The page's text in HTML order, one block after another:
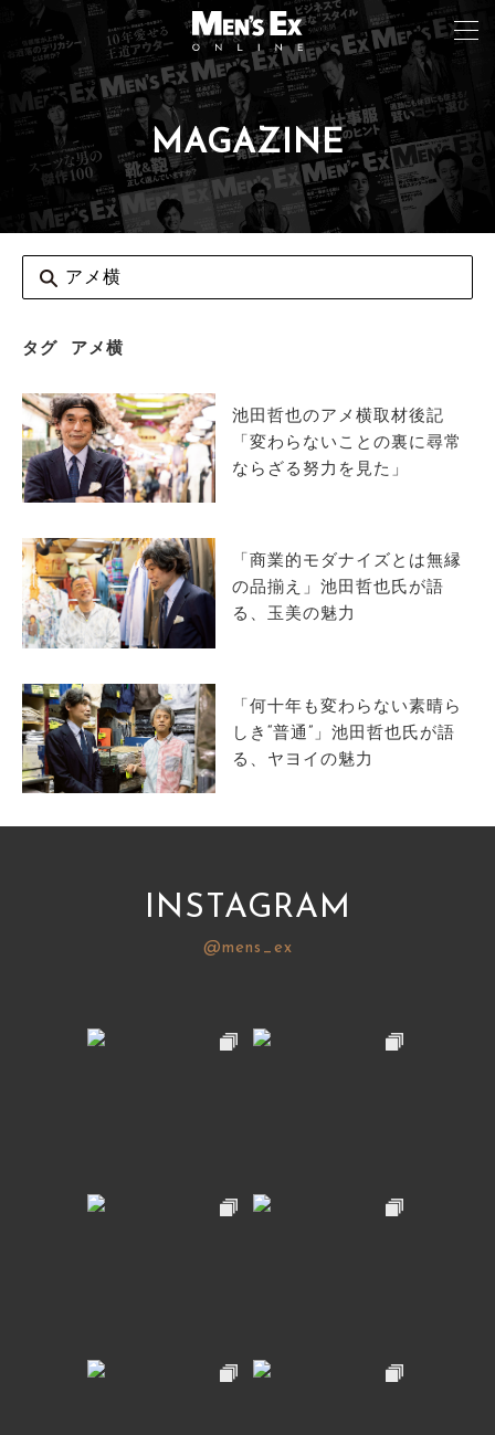
MAGAZINE
タグ アメ横
池田哲也のアメ横取材後記
「変わらないことの裏に尋常
ならざる努力を見た」
「商業的モダナイズとは無縁
の品揃え」池田哲也氏が語
る、玉美の魅力
「何十年も変わらない素晴ら
しき“普通”」池田哲也氏が語
る、ヤヨイの魅力
INSTAGRAM
@mens_ex
TOP
FASHION
CAR&BIKE
LIFESTYLE
COLUMN
MAGAZINE
ABOUT SITE
サイトマップ